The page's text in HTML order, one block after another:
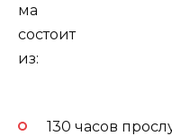
ма
состоит
из:
130 часов